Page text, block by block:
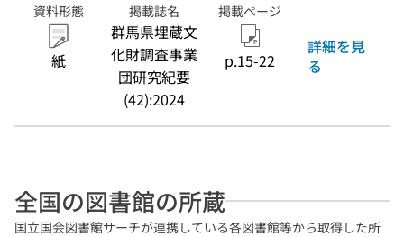
資料形態
紙
掲載誌名
群馬県埋蔵文
化財調査事業
団研究紀要
(42):2024
掲載ページ
p.15-22
詳細を見
る
全国の図書館の所蔵
国立国会図書館サーチが連携している各図書館等から取得した所